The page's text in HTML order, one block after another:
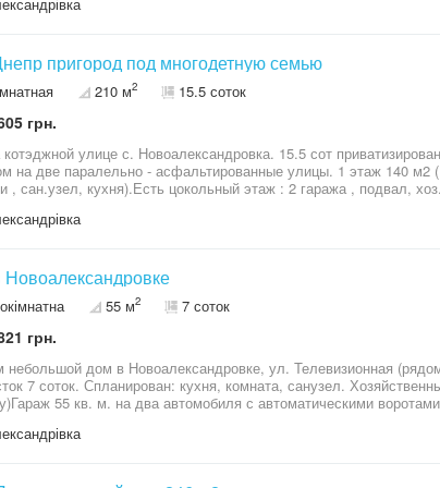
входа с разных сторон дома.Лестница -
заказ.ламинат 32 класс,кафель,штукатурка.
Дом Днепр пригород под многодетную семью
210 м2 15.5 соток
грн.
улице с. Новоалександровка. 15.5 сот
на две паралельно - асфальтированные улицы. 1 этаж 140 м2 ( 3
, сан.узел, кухня).Есть цокольный этаж : 2 гаража , подвал,
по улице. Улица застроена на 95% .
55 м2 7 соток
грн.
небольшой дом в Новоалександровке, ул. Телевизионная
7 соток. Спланирован: кухня, комната, санузел.
55 кв. м. на два автомобиля с автоматическими